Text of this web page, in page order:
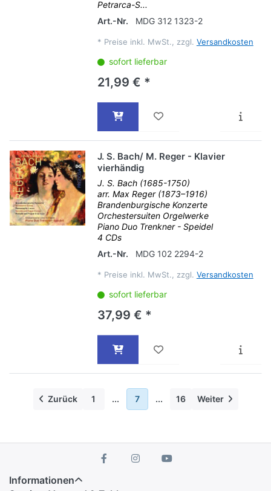
Petrarca-S...
Art.-Nr.
MDG 312 1323-2
* Preise inkl. MwSt., zzgl. Versandkosten
sofort lieferbar
21,99 € *
J. S. Bach/ M. Reger - Klavier
vierhändig
J. S. Bach (1685-1750)
arr. Max Reger (1873–1916)
Brandenburgische Konzerte
Orchestersuiten Orgelwerke
Piano Duo Trenkner - Speidel
4 CDs
Art.-Nr.
MDG 102 2294-2
* Preise inkl. MwSt., zzgl. Versandkosten
sofort lieferbar
37,99 € *
Zurück 1 ... 7 ... 16 Weiter
Informationen